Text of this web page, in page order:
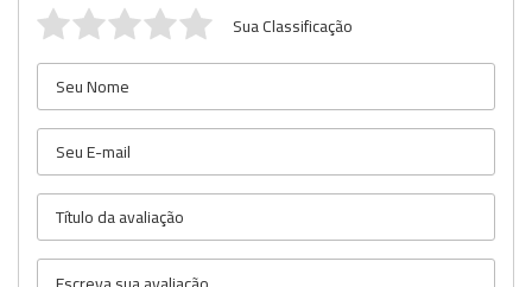
Sua Classificação